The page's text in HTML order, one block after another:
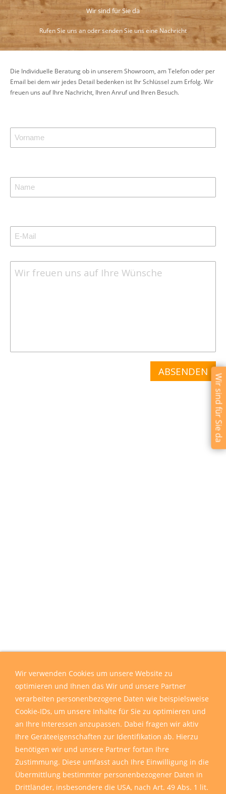
Wir sind für Sie da
Wir sind für Sie da
Rufen Sie uns an oder senden Sie uns eine Nachricht
Die Individuelle Beratung ob in unserem Showroom, am Telefon oder per
Email bei dem wir jedes Detail bedenken ist Ihr Schlüssel zum Erfolg. Wir
freuen uns auf Ihre Nachricht, Ihren Anruf und Ihren Besuch.
Wir verwenden Cookies um unsere Website zu
optimieren und Ihnen das Wir und unsere Partner
verarbeiten personenbezogene Daten wie beispielsweise
Cookie-IDs, um unsere Inhalte für Sie zu optimieren und
an Ihre Interessen anzupassen. Dabei fragen wir aktiv
Ihre Geräteeigenschaften zur Identifikation ab. Hierzu
benötigen wir und unsere Partner fortan Ihre
Zustimmung. Diese umfasst auch Ihre Einwilligung in die
Übermittlung bestimmter personenbezogener Daten in
Drittländer, insbesondere die USA, nach Art. 49 Abs. 1 lit.